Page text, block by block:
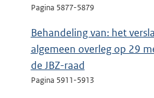
Pagina 5877-5879
Behandeling van: het
algemeen overleg op 29
de JBZ-raad
Pagina 5911-5913